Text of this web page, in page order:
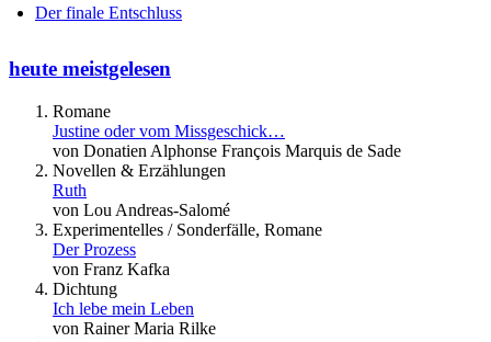
Der finale Entschluss
heute meistgelesen
Romane
Justine oder vom Missgeschick…
von Donatien Alphonse François Marquis de Sade
Novellen & Erzählungen
Ruth
von Lou Andreas-Salomé
Experimentelles / Sonderfälle, Romane
Der Prozess
von Franz Kafka
Dichtung
Ich lebe mein Leben
von Rainer Maria Rilke